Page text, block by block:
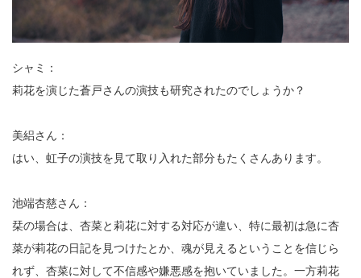
シャミ：
莉花を演じた蒼戸さんの演技も研究されたのでしょうか？
美絽さん：
はい、虹子の演技を見て取り入れた部分もたくさんあります。
池端杏慈さん：
栞の場合は、杏菜と莉花に対する対応が違い、特に最初は急に杏
菜が莉花の日記を見つけたとか、魂が見えるということを信じら
れず、杏菜に対して不信感や嫌悪感を抱いていました。一方莉花